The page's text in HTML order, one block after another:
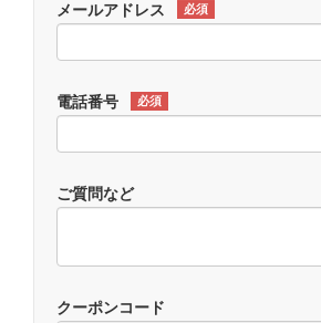
メールアドレス 必須
電話番号 必須
ご質問など
クーポンコード